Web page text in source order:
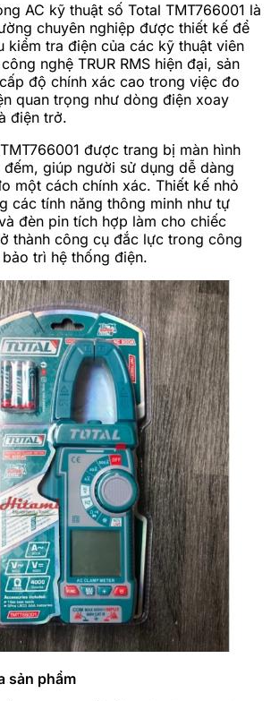
AC kỹ thuật số Total TMT766001 là
chuyên nghiệp được thiết kế để
kiểm tra điện của các kỹ thuật viên
nghệ TRUR RMS hiện đại, sản
độ chính xác cao trong việc đo
quan trọng như dòng điện xoay
điện trở.
được trang bị màn hình
giúp người sử dụng dễ dàng
một cách chính xác. Thiết kế nhỏ
các tính năng thông minh như tự
đèn pin tích hợp làm cho chiếc
thành công cụ đắc lực trong công
trì hệ thống điện.
sản phẩm